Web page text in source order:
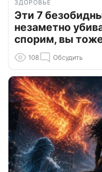
ЗДОРОВЬЕ
Эти 7
незаметно
спорим, вы
108 Обсудить